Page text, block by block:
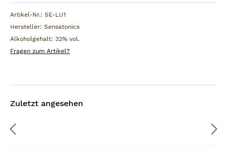
Artikel-Nr.: SE-LU1
Hersteller: Sensatonics
Alkoholgehalt: 32% vol.
Fragen zum Artikel?
Zuletzt angesehen